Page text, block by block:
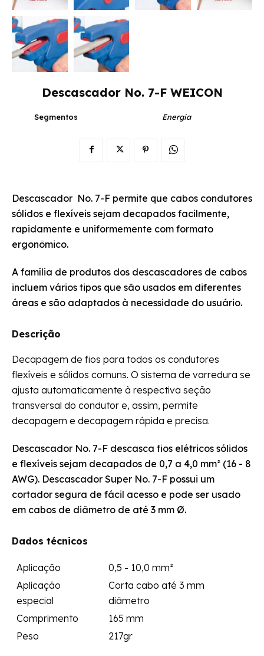
Descascador No. 7-F WEICON
Segmentos Energia
Descascador No. 7-F permite que cabos condutores
sólidos e flexíveis sejam decapados facilmente,
rapidamente e uniformemente com formato
ergonômico.
A família de produtos dos descascadores de cabos
incluem vários tipos que são usados em diferentes
áreas e são adaptados à necessidade do usuário.
Descrição
Decapagem de fios para todos os condutores
flexíveis e sólidos comuns. O sistema de varredura se
ajusta automaticamente à respectiva seção
transversal do condutor e, assim, permite
decapagem e decapagem rápida e precisa.
Descascador No. 7-F descasca fios elétricos sólidos
e flexíveis sejam decapados de 0,7 a 4,0 mm² (16 - 8
AWG). Descascador Super No. 7-F possui um
cortador segura de fácil acesso e pode ser usado
em cabos de diâmetro de até 3 mm Ø.
Dados técnicos
Aplicação
0,5 - 10,0 mm²
Aplicação
especial
Corta cabo até 3 mm
diâmetro
Comprimento
165 mm
Peso
217gr